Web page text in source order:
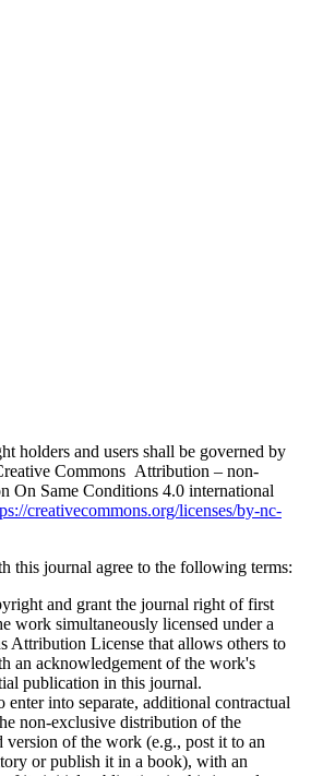
holders and users shall be governed by
Commons Attribution – non-
On Same Conditions 4.0 international
creativecommons.org/licenses/by-nc-
this journal agree to the following terms:
and grant the journal right of first
work simultaneously licensed under a
Attribution License that allows others to
an acknowledgement of the work's
publication in this journal.
enter into separate, additional contractual
non-exclusive distribution of the
version of the work (e.g., post it to an
or publish it in a book), with an